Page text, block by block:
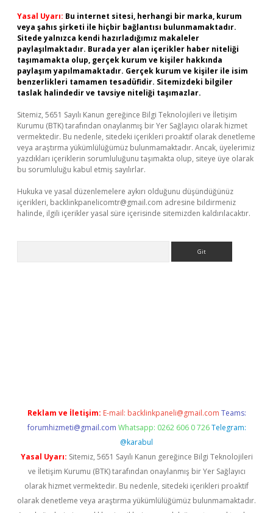
Yasal Uyarı: Bu internet sitesi, herhangi bir marka, kurum
veya şahıs şirketi ile hiçbir bağlantısı bulunmamaktadır.
Sitede yalnızca kendi hazırladığımız makaleler
paylaşılmaktadır. Burada yer alan içerikler haber niteliği
taşımamakta olup, gerçek kurum ve kişiler hakkında
paylaşım yapılmamaktadır. Gerçek kurum ve kişiler ile isim
benzerlikleri tamamen tesadüfidir. Sitemizdeki bilgiler
taslak halindedir ve tavsiye niteliği taşımazlar.
Sitemiz, 5651 Sayılı Kanun gereğince Bilgi Teknolojileri ve İletişim
Kurumu (BTK) tarafından onaylanmış bir Yer Sağlayıcı olarak hizmet
vermektedir. Bu nedenle, sitedeki içerikleri proaktif olarak denetleme
veya araştırma yükümlülüğümüz bulunmamaktadır. Ancak, üyelerimiz
yazdıkları içeriklerin sorumluluğunu taşımakta olup, siteye üye olarak
bu sorumluluğu kabul etmiş sayılırlar.
Hukuka ve yasal düzenlemelere aykırı olduğunu düşündüğünüz
içerikleri, backlinkpanelicomtr@gmail.com adresine bildirmeniz
halinde, ilgili içerikler yasal süre içerisinde sitemizden kaldırılacaktır.
Reklam ve İletişim: E-mail: backlinkpaneli@gmail.com Teams:
forumhizmeti@gmail.com Whatsapp: 0262 606 0 726 Telegram:
@karabul
Yasal Uyarı: Sitemiz, 5651 Sayılı Kanun gereğince Bilgi Teknolojileri
ve İletişim Kurumu (BTK) tarafından onaylanmış bir Yer Sağlayıcı
olarak hizmet vermektedir. Bu nedenle, sitedeki içerikleri proaktif
olarak denetleme veya araştırma yükümlülüğümüz bulunmamaktadır.